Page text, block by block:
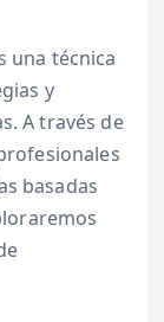
una técnica
y
A través de
basadas